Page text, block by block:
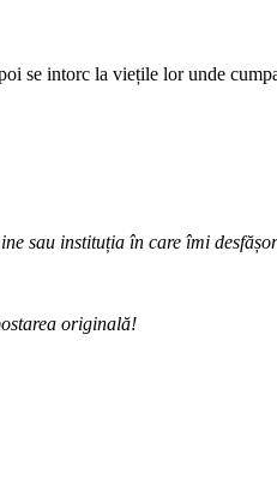
se intorc la viețile lor unde
sau instituția în care îmi
originală!